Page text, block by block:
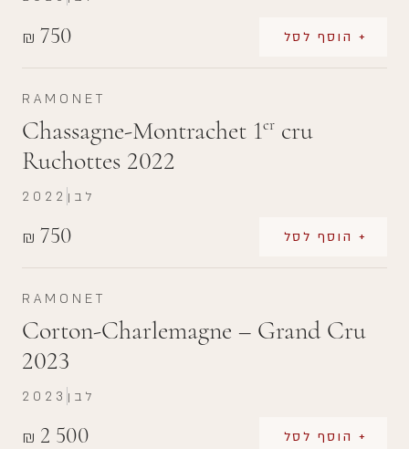
₪ 750 + הוסף לסל
RAMONET
Chassagne-Montrachet 1er cru
Ruchottes 2022
₪ 750 + הוסף לסל
2022 לבן
RAMONET
Corton-Charlemagne – Grand Cru
2023
₪ 2 500 + הוסף לסל
2023 לבן